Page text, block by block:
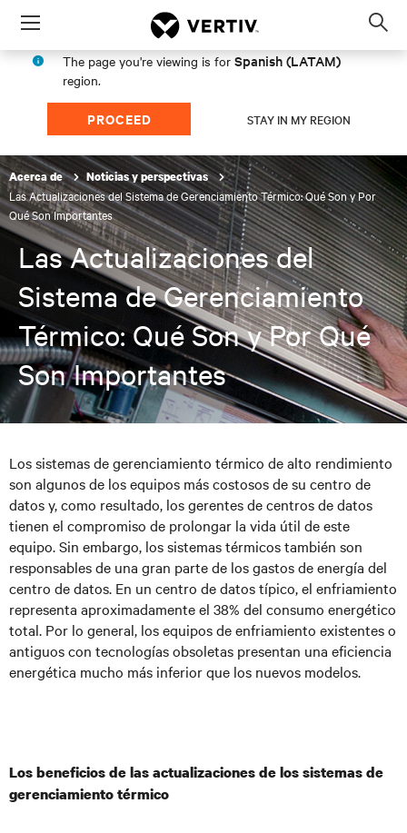
Menu
The page you're viewing is for Spanish (LATAM)
region.
PROCEED STAY IN MY REGION
Acerca de Noticias y perspectivas
Las Actualizaciones del Sistema de Gerenciamiento Térmico: Qué Son y Por
Qué Son Importantes
Las Actualizaciones del
Sistema de Gerenciamiento
Térmico: Qué Son y Por Qué
Son Importantes
Los sistemas de gerenciamiento térmico de alto rendimiento
son algunos de los equipos más costosos de su centro de
datos y, como resultado, los gerentes de centros de datos
tienen el compromiso de prolongar la vida útil de este
equipo. Sin embargo, los sistemas térmicos también son
responsables de una gran parte de los gastos de energía del
centro de datos. En un centro de datos típico, el enfriamiento
representa aproximadamente el 38% del consumo energético
total. Por lo general, los equipos de enfriamiento existentes o
antiguos con tecnologías obsoletas presentan una eficiencia
energética mucho más inferior que los nuevos modelos.
Los beneficios de las actualizaciones de los sistemas de
gerenciamiento térmico